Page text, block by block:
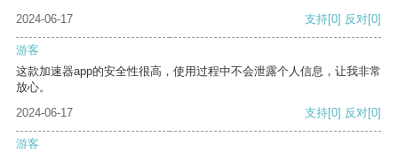
2024-06-17 支持[0] 反对[0]
游客
这款加速器app的安全性很高，使用过程中不会泄露个人信息，让我非常
放心。
2024-06-17
支持[0] 反对[0]
游客